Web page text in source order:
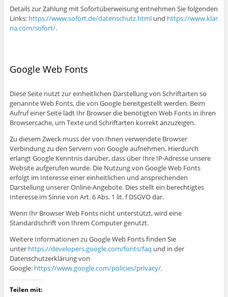
Details zur Zahlung mit Sofortüberweisung entnehmen Sie folgenden
Links: https://www.sofort.de/datenschutz.htmlund https://www.klar
na.com/sofort/.
Google Web Fonts
Diese Seite nutzt zur einheitlichen Darstellung von Schriftarten so
genannte Web Fonts, die von Google bereitgestellt werden. Beim
Aufruf einer Seite lädt Ihr Browser die benötigten Web Fonts in ihren
Browsercache, um Texte und Schriftarten korrekt anzuzeigen.
Zu diesem Zweck muss der von Ihnen verwendete Browser
Verbindung zu den Servern von Google aufnehmen. Hierdurch
erlangt Google Kenntnis darüber, dass über Ihre IP-Adresse unsere
Website aufgerufen wurde. Die Nutzung von Google Web Fonts
erfolgt im Interesse einer einheitlichen und ansprechenden
Darstellung unserer Online-Angebote. Dies stellt ein berechtigtes
Interesse im Sinne von Art. 6 Abs. 1 lit. f DSGVO dar.
Wenn Ihr Browser Web Fonts nicht unterstützt, wird eine
Standardschrift von Ihrem Computer genutzt.
Weitere Informationen zu Google Web Fonts finden Sie
unter https://developers.google.com/fonts/faq und in der
Datenschutzerklärung von
Google: https://www.google.com/policies/privacy/.
Teilen mit: